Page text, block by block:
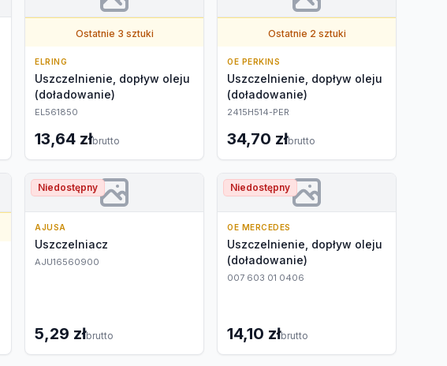
Ostatnie 3 sztuki
ELRING
Uszczelnienie, dopływ oleju
(doładowanie)
EL561850
13,64 złbrutto
Ostatnie 2 sztuki
OE PERKINS
Uszczelnienie, dopływ oleju
(doładowanie)
2415H514-PER
34,70 złbrutto
Niedostępny
AJUSA
Uszczelniacz
AJU16560900
5,29 złbrutto
Niedostępny
OE MERCEDES
Uszczelnienie, dopływ oleju
(doładowanie)
007 603 01 0406
14,10 złbrutto